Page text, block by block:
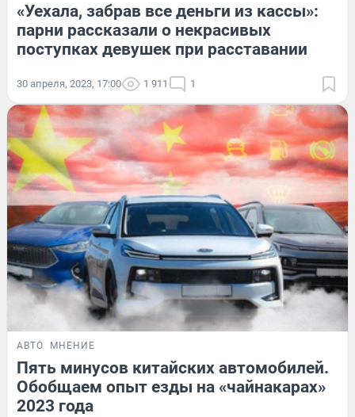
«Уехала, забрав все деньги из кассы»:
парни рассказали о некрасивых
поступках девушек при расставании
30 апреля, 2023, 17:00 1 911 1
АВТО МНЕНИЕ
Пять минусов китайских автомобилей.
Обобщаем опыт езды на «чайнакарах»
2023 года